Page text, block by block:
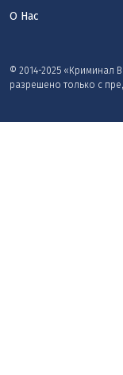
О Нас
© 2014-2025 «Криминал
разрешено только с